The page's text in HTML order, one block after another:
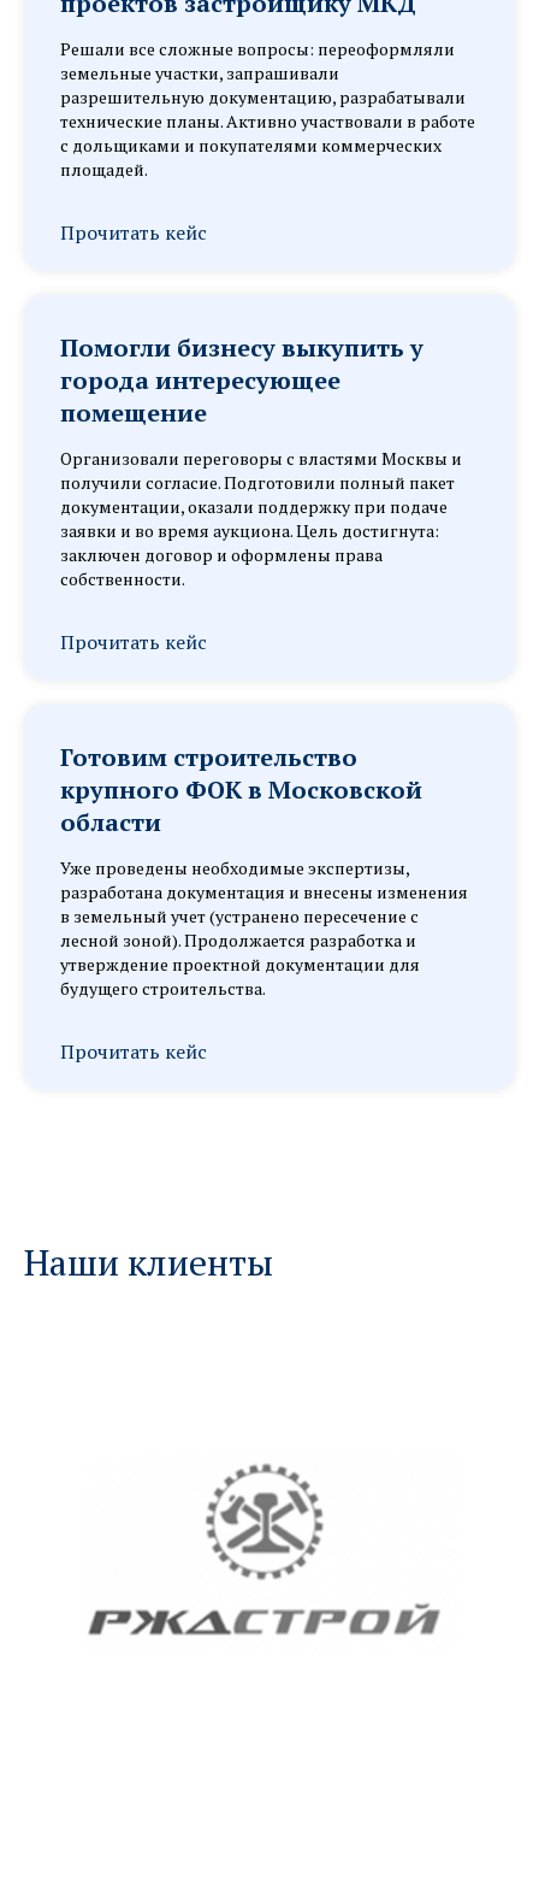
Решали все сложные вопросы: переоформляли
земельные участки, запрашивали
разрешительную документацию, разрабатывали
технические планы. Активно участвовали в работе
с дольщиками и покупателями коммерческих
площадей.
Прочитать кейс
Помогли бизнесу выкупить у
города интересующее
помещение
Организовали переговоры с властями Москвы и
получили согласие. Подготовили полный пакет
документации, оказали поддержку при подаче
заявки и во время аукциона. Цель достигнута:
заключен договор и оформлены права
собственности.
Прочитать кейс
Готовим строительство
крупного ФОК в Московской
области
Уже проведены необходимые экспертизы,
разработана документация и внесены изменения
в земельный учет (устранено пересечение с
лесной зоной). Продолжается разработка и
утверждение проектной документации для
будущего строительства.
Прочитать кейс
Наши клиенты